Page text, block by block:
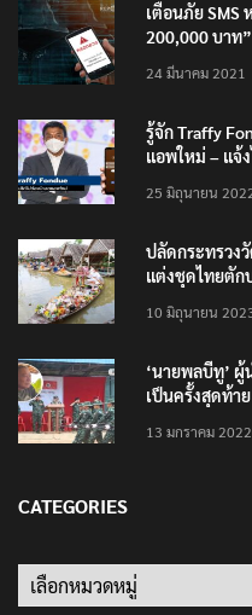
เตือนภัย SMS
200,000 บาท”
24 มีนาคม 2021
รู้จัก Traffy
แอพใหม่ – แจ้
25 มิถุนายน
ปลัดกระทรวง
แต่งชุดไทยตัก
10 มิถุนายน
‘นายพลบีทู’ ผู้
เป็นครั้งสุดท้า
13 มกราคม 2022
CATEGORIES
Categories